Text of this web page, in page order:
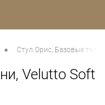
• Стул Орис, Базовые
Velutto Soft